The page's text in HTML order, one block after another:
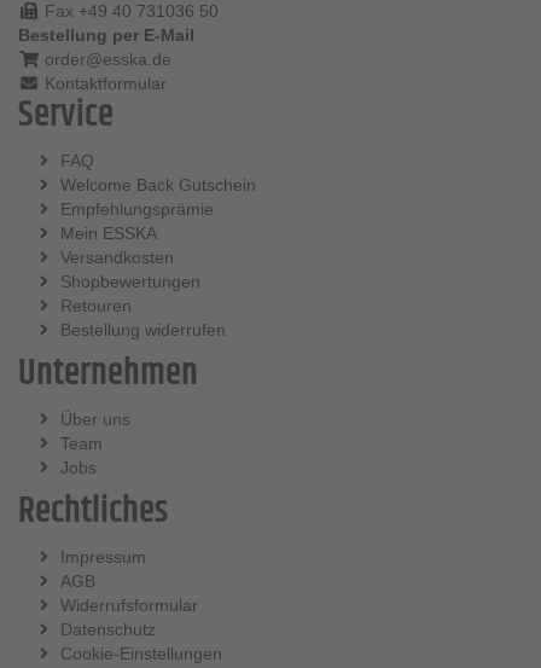
Fax +49 40 731036 50
Bestellung per E-Mail
order@esska.de
Kontaktformular
Service
FAQ
Welcome Back Gutschein
Empfehlungsprämie
Mein ESSKA
Versandkosten
Shopbewertungen
Retouren
Bestellung widerrufen
Unternehmen
Über uns
Team
Jobs
Rechtliches
Impressum
AGB
Widerrufsformular
Datenschutz
Cookie-Einstellungen